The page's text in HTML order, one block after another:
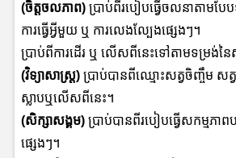
(ចិត្តចលភាព) ប្រាប់ពីរបៀបធ្វើចលនាតាមប
ការធ្វើអ្វីមួយ ឬ ការលេងល្បែងផ្សេងៗ។
ប្រាប់ពីការដើរ ឬ លើសពីនេះទៅតាមទម្រង់នៃ
(វិទ្យាសាស្រ្ត) ប្រាប់បានពីឈ្មោះសត្វចិញ្ចឹម សត្វ
ស្លាបឬលើសពីនេះ។
(សិក្សាសង្គម)ប្រាប់បានពីរបៀបធ្វើសកម្មភាព
ផ្សេងៗ។